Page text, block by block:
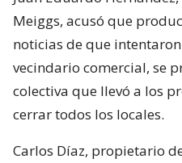
Meiggs, acusó que
noticias de que
vecindario comercial, se
colectiva que llevó a los
cerrar todos los locales.
Carlos Díaz, propietario